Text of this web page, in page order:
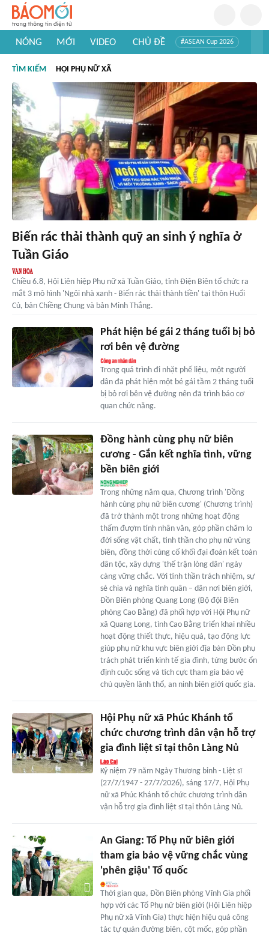
NÓNG MỚI VIDEO CHỦ ĐỀ #ASEAN Cup 2026
#Khám phá thế giới
TÌM KIẾM HỘI PHỤ NỮ XÃ
Biến rác thải thành quỹ an sinh ý nghĩa ở
Tuần Giáo
Chiều 6.8, Hội Liên hiệp Phụ nữ xã Tuần Giáo, tỉnh Điện Biên tổ chức ra
mắt 3 mô hình 'Ngôi nhà xanh - Biến rác thải thành tiền' tại thôn Huổi
Củ, bản Chiềng Chung và bản Minh Thắng.
Phát hiện bé gái 2 tháng tuổi bị bỏ
rơi bên vệ đường
Trong quá trình đi nhặt phế liệu, một người
dân đã phát hiện một bé gái tầm 2 tháng tuổi
bị bỏ rơi bên vệ đường nên đã trình báo cơ
quan chức năng.
Đồng hành cùng phụ nữ biên
cương - Gắn kết nghĩa tình, vững
bền biên giới
Trong những năm qua, Chương trình 'Đồng
hành cùng phụ nữ biên cương' (Chương trình)
đã trở thành một trong những hoạt động
thấm đượm tính nhân văn, góp phần chăm lo
đời sống vật chất, tinh thần cho phụ nữ vùng
biên, đồng thời củng cố khối đại đoàn kết toàn
dân tộc, xây dựng 'thế trận lòng dân' ngày
càng vững chắc. Với tinh thần trách nhiệm, sự
sẻ chia và nghĩa tình quân – dân nơi biên giới,
Đồn Biên phòng Quang Long (Bộ đội Biên
phòng Cao Bằng) đã phối hợp với Hội Phụ nữ
xã Quang Long, tỉnh Cao Bằng triển khai nhiều
hoạt động thiết thực, hiệu quả, tạo động lực
giúp phụ nữ khu vực biên giới địa bàn Đồn phụ
trách phát triển kinh tế gia đình, từng bước ổn
định cuộc sống và tích cực tham gia bảo vệ
chủ quyền lãnh thổ, an ninh biên giới quốc gia.
Hội Phụ nữ xã Phúc Khánh tổ
chức chương trình dân vận hỗ trợ
gia đình liệt sĩ tại thôn Làng Nủ
Kỷ niệm 79 năm Ngày Thương binh - Liệt sĩ
(27/7/1947 - 27/7/2026), sáng 17/7, Hội Phụ
nữ xã Phúc Khánh tổ chức chương trình dân
vận hỗ trợ gia đình liệt sĩ tại thôn Làng Nủ.
An Giang: Tổ Phụ nữ biên giới
tham gia bảo vệ vững chắc vùng
'phên giậu' Tổ quốc
Thời gian qua, Đồn Biên phòng Vĩnh Gia phối
hợp với các Tổ Phụ nữ biên giới (Hội Liên hiệp
Phụ nữ xã Vĩnh Gia) thực hiện hiệu quả công
tác tự quản đường biên, cột mốc, góp phần